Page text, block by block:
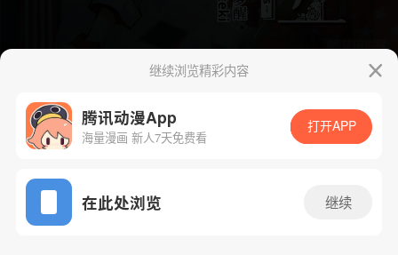
App免费看
下一话 腾漫App免费看
继续浏览精彩内容
腾讯动漫App
海量漫画 新人7天免费看
打开APP
在此处浏览 继续